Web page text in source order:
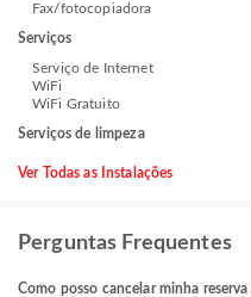
Fax/fotocopiadora
Serviços
Serviço de Internet
WiFi
WiFi Gratuito
Serviços de limpeza
Ver Todas as Instalações
Perguntas Frequentes
Como posso cancelar minha